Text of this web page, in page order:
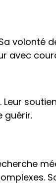
volonté
avec
Leur
guérir.